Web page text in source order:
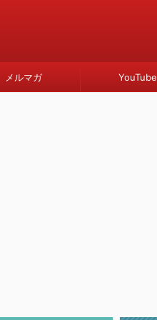
メルマガ YouTube